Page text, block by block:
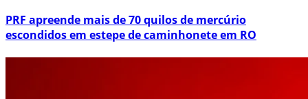
PRF apreende mais de 70 quilos de mercúrio
escondidos em estepe de caminhonete em RO